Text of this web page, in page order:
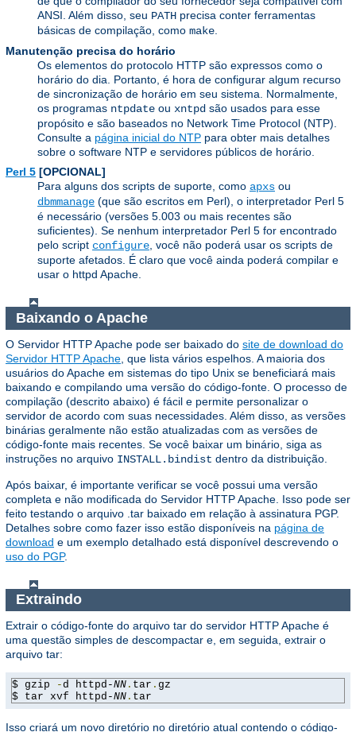
ANSI. Além disso, seu PATH precisa conter ferramentas
básicas de compilação, como make.
Manutenção precisa do horário
Os elementos do protocolo HTTP são expressos como o
horário do dia. Portanto, é hora de configurar algum recurso
de sincronização de horário em seu sistema. Normalmente,
os programas ntpdate ou xntpd são usados ​​para esse
propósito e são baseados no Network Time Protocol (NTP).
Consulte a página inicial do NTP para obter mais detalhes
sobre o software NTP e servidores públicos de horário.
Perl 5 [OPCIONAL]
Para alguns dos scripts de suporte, como apxs ou
dbmmanage (que são escritos em Perl), o interpretador Perl 5
é necessário (versões 5.003 ou mais recentes são
suficientes). Se nenhum interpretador Perl 5 for encontrado
pelo script configure, você não poderá usar os scripts de
suporte afetados. É claro que você ainda poderá compilar e
usar o httpd Apache.
Baixando o Apache
O Servidor HTTP Apache pode ser baixado do site de download do
Servidor HTTP Apache , que lista vários espelhos. A maioria dos
usuários do Apache em sistemas do tipo Unix se beneficiará mais
baixando e compilando uma versão do código-fonte. O processo de
compilação (descrito abaixo) é fácil e permite personalizar o
servidor de acordo com suas necessidades. Além disso, as versões
binárias geralmente não estão atualizadas com as versões de
código-fonte mais recentes. Se você baixar um binário, siga as
instruções no arquivo INSTALL.bindist dentro da distribuição.
Após baixar, é importante verificar se você possui uma versão
completa e não modificada do Servidor HTTP Apache. Isso pode ser
feito testando o arquivo .tar baixado em relação à assinatura PGP.
Detalhes sobre como fazer isso estão disponíveis na página de
download e um exemplo detalhado está disponível descrevendo o
uso do PGP.
Extraindo
Extrair o código-fonte do arquivo tar do servidor HTTP Apache é
uma questão simples de descompactar e, em seguida, extrair o
arquivo tar:
$ gzip -d httpd-NN . tar . gz
$ tar xvf httpd-NN . tar
Isso criará um novo diretório no diretório atual contendo o código-